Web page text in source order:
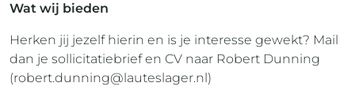
Wat wij bieden
Herken jij jezelf hierin en is je interesse gewekt? Mail
dan je sollicitatiebrief en CV naar Robert Dunning
(robert.dunning@lauteslager.nl)